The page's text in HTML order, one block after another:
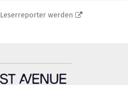
Leserreporter werden